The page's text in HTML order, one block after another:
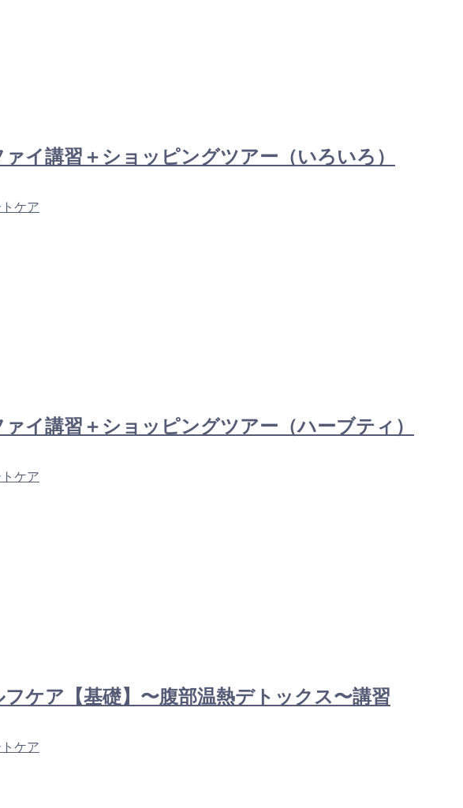
イ講習＋ショッピングツアー（いろいろ）
ケア
イ講習＋ショッピングツアー（ハーブティ）
ケア
フケア【基礎】〜腹部温熱デトックス〜講習
ケア